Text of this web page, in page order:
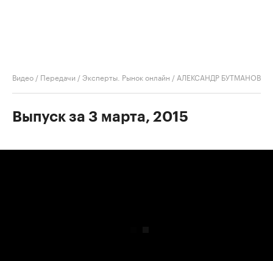
Видео / Передачи /Эксперты. Рынок онлайн / АЛЕКСАНДР БУТМАНОВ
Выпуск за 3 марта, 2015